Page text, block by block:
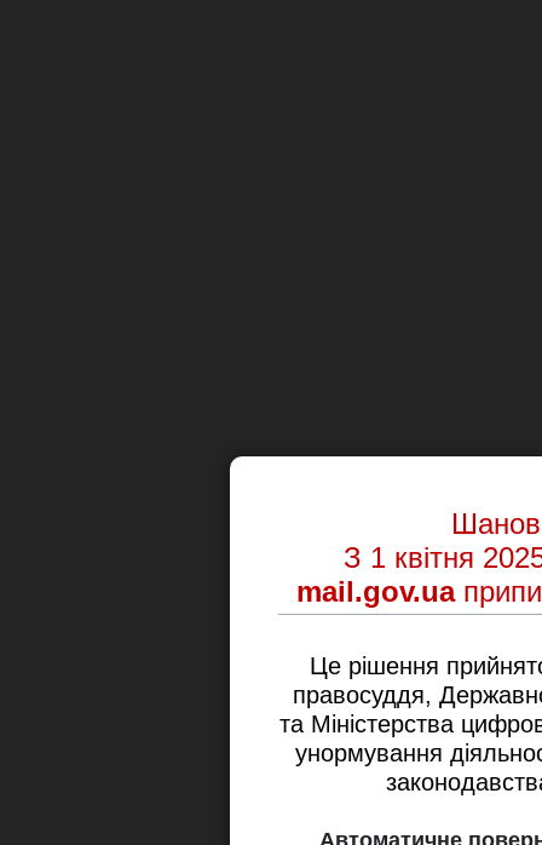
З 1 квітня
mail.gov.ua
Це рішення
правосуддя,
та Міністерства
унормування